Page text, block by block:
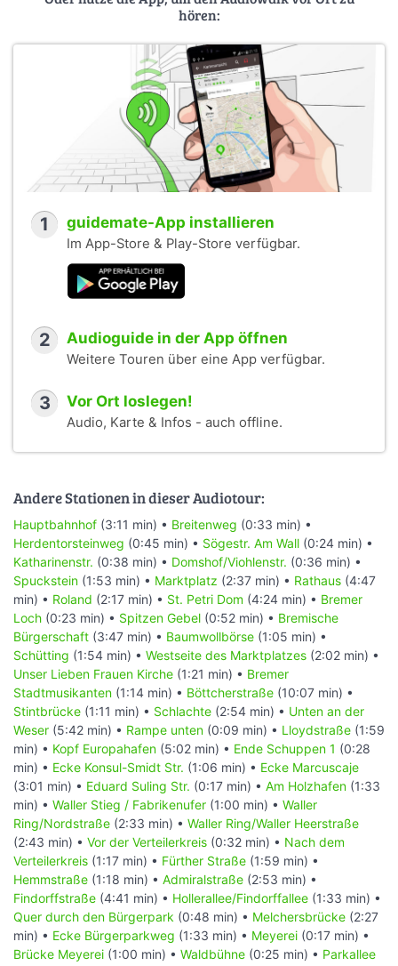
hören:
1 guidemate-App installieren
Im App-Store & Play-Store verfügbar.
2 Audioguide in der App öffnen
Weitere Touren über eine App verfügbar.
3 Vor Ort loslegen!
Audio, Karte & Infos - auch offline.
Andere Stationen in dieser Audiotour:
Hauptbahnhof (3:11 min) • Breitenweg (0:33 min) •
Herdentorsteinweg (0:45 min) • Sögestr. Am Wall (0:24 min) •
Katharinenstr. (0:38 min) • Domshof/Viohlenstr. (0:36 min) •
Spuckstein (1:53 min) • Marktplatz (2:37 min) • Rathaus (4:47
min) • Roland (2:17 min) • St. Petri Dom (4:24 min) • Bremer
Loch (0:23 min) • Spitzen Gebel (0:52 min) • Bremische
Bürgerschaft (3:47 min) • Baumwollbörse (1:05 min) •
Schütting (1:54 min) • Westseite des Marktplatzes (2:02 min) •
Unser Lieben Frauen Kirche (1:21 min) • Bremer
Stadtmusikanten (1:14 min) • Böttcherstraße (10:07 min) •
Stintbrücke (1:11 min) • Schlachte (2:54 min) • Unten an der
Weser (5:42 min) • Rampe unten (0:09 min) • Lloydstraße (1:59
min) • Kopf Europahafen (5:02 min) • Ende Schuppen 1 (0:28
min) • Ecke Konsul-Smidt Str. (1:06 min) • Ecke Marcuscaje
(3:01 min) • Eduard Suling Str. (0:17 min) • Am Holzhafen (1:33
min) • Waller Stieg / Fabrikenufer (1:00 min) • Waller
Ring/Nordstraße (2:33 min) • Waller Ring/Waller Heerstraße
(2:43 min) • Vor der Verteilerkreis (0:32 min) • Nach dem
Verteilerkreis (1:17 min) • Fürther Straße (1:59 min) •
Hemmstraße (1:18 min) • Admiralstraße (2:53 min) •
Findorffstraße (4:41 min) • Hollerallee/Findorffallee (1:33 min) •
Quer durch den Bürgerpark (0:48 min) • Melchersbrücke (2:27
min) • Ecke Bürgerparkweg (1:33 min) • Meyerei (0:17 min) •
Brücke Meyerei (1:00 min) • Waldbühne (0:25 min) • Parkallee